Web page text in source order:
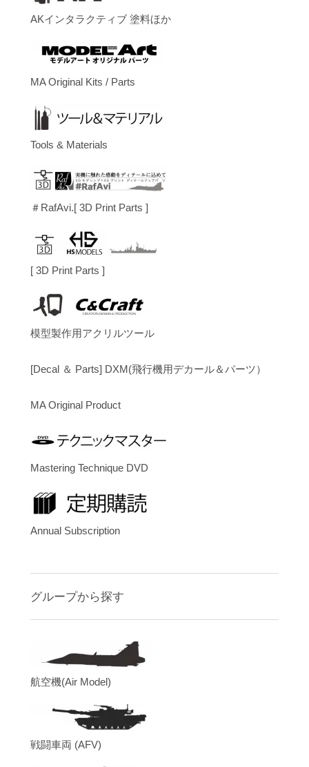
AKインタラクティブ 塗料ほか
MA Original Kits / Parts
Tools & Materials
＃RafAvi.[ 3D Print Parts ]
[ 3D Print Parts ]
模型製作用アクリルツール
[Decal ＆ Parts] DXM(飛行機用デカール＆パーツ）
MA Original Product
Mastering Technique DVD
Annual Subscription
グループから探す
航空機(Air Model)
戦闘車両 (AFV)